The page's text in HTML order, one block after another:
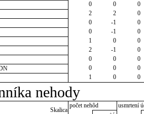
0 0
0
2 2
0
0 -1
0
0 -1
0
1 0
0
2 -1
0
0 0
0
0 0
0
1 0 0
nehody
Skalica
počet nehôd
usmrtení